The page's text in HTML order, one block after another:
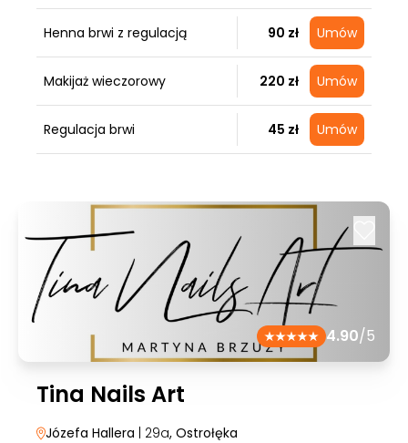
Henna brwi z regulacją 90 zł Umów
Makijaż wieczorowy 220 zł Umów
Regulacja brwi 45 zł Umów
4.90/5
Tina Nails Art
Józefa Hallera | 29a, Ostrołęka